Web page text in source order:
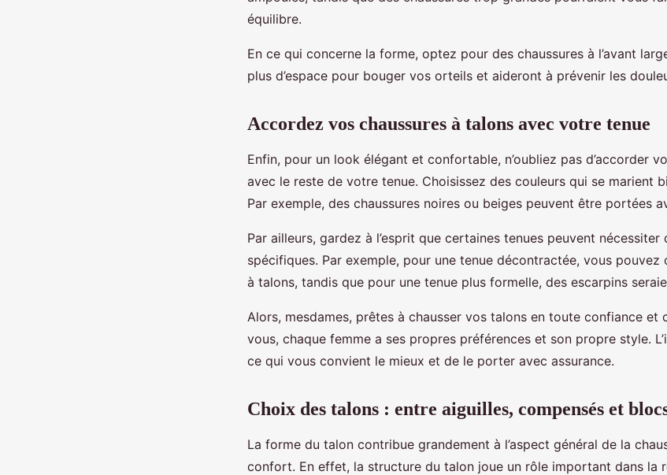
équilibre.
En ce qui concerne la forme, optez pour des chaussures à l’avant
plus d’espace pour bouger vos orteils et aideront à prévenir les
Accordez vos chaussures à talons avec votre tenue
Enfin, pour un look élégant et confortable, n’oubliez pas d’accorder
avec le reste de votre tenue. Choisissez des couleurs qui se marient
Par exemple, des chaussures noires ou beiges peuvent être portées
Par ailleurs, gardez à l’esprit que certaines tenues peuvent nécessiter
spécifiques. Par exemple, pour une tenue décontractée, vous pouvez
à talons, tandis que pour une tenue plus formelle, des escarpins
Alors, mesdames, prêtes à chausser vos talons en toute confiance et
vous, chaque femme a ses propres préférences et son propre style.
ce qui vous convient le mieux et de le porter avec assurance.
Choix des talons : entre aiguilles, compensés et
La forme du talon contribue grandement à l’aspect général de la
confort. En effet, la structure du talon joue un rôle important dans la